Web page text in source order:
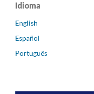
Idioma
English
Español
Português